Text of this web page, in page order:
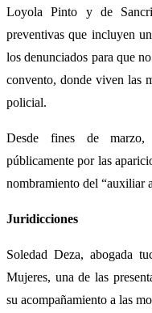
Loyola Pinto y de
preventivas que incluyen
los denunciados para que
convento, donde viven las
policial.
Desde fines de
públicamente por las
nombramiento del “auxiliar
Juridicciones
Soledad Deza, abogada
Mujeres, una de las
su acompañamiento a las